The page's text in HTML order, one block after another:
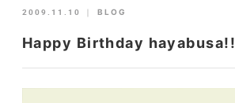
2009.11.10 ｜ BLOG
Happy Birthday hayabusa!!